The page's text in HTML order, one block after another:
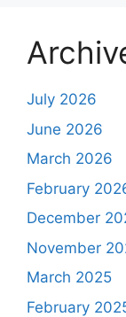
July 2026
June 2026
March 2026
February
December
November
March 2025
February